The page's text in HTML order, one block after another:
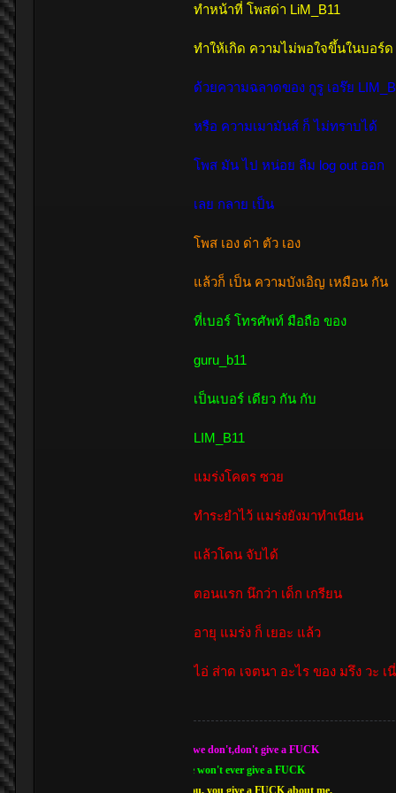
ทำหน้าที่ โพสด่า LiM_B11
ทำให้เกิด ความไม่พอใจขึ้นในบอร์
ด้วยความฉลาดของ กูรู เอร๊ย
หรือ ความเมามันส์ ก็ ไม่ทราบได้
โพส มัน ไป หน่อย ลืม log out ออก
เลย กลาย เป็น
โพส เอง ด่า ตัว เอง
แล้วก็ เป็น ความบังเอิญ เหมือน กัน
ที่เบอร์ โทรศัพท์ มือถือ ของ
guru_b11
เป็นเบอร์ เดียว กัน กับ
LIM_B11
แมร่งโคตร ซวย
ทำระยำไว้ แมร่งยังมาทำเนียน
แล้วโดน จับได้
ตอนแรก นึกว่า เด็ก เกรียน
อายุ แมร่ง ก็ เยอะ แล้ว
ไอ่ ส่าด เจตนา อะไร ของ มรึง วะ เ
'Cause we don't,don't give a FUCK
And we won't ever give a FUCK
Until you, you give a FUCK about me.